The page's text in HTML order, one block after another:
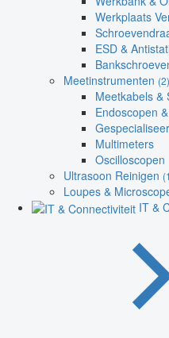
Werkplaats
ESD &
Meetinstrumenten (2)
Meetkabels &
Endoscopen
Multimeters
Oscilloscopen
Ultrasoon Reinigen
Loupes &
IT &